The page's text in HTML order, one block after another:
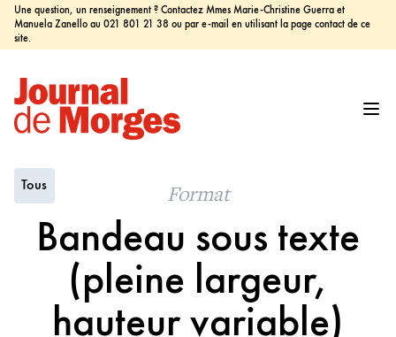
Une question, un renseignement ? Contactez Mmes Marie-Christine Guerra et
Manuela Zanello au 021 801 21 38 ou par e-mail en utilisant la page contact de ce
site.
Tous Format
Bandeau sous texte
(pleine largeur,
hauteur variable)